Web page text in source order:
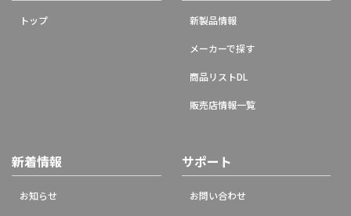
トップ 新製品情報
メーカーで探す
商品リストDL
販売店情報一覧
新着情報
お知らせ
サポート
お問い合わせ